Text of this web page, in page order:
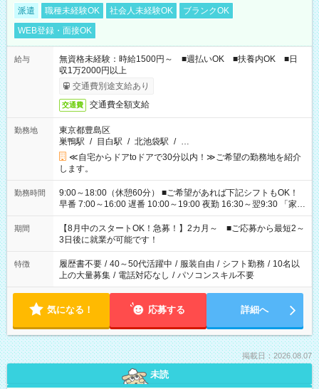
派遣 職種未経験OK 社会人未経験OK
ブランクOK
WEB登録・面接OK
給与
無資格未経験：時給1500円～ ■週払いOK ■扶養内OK ■日
収1万2000円以上
交通費別途支給あり
交通費 交通費全額支給
勤務地
東京都豊島区
巣鴨駅 / 目白駅 / 北池袋駅 / …
≪自宅からドアtoドアで30分以内！≫ご希望の勤務地を紹介
します。
勤務時間
9:00～18:00（休憩60分） ■ご希望があれば下記シフトもOK！
早番 7:00～16:00 遅番 10:00～19:00 夜勤 16:30～翌9:30 「家族
と休みを合わせたい」 「余裕を持って夕飯の準備がしたい」
「できれば残業はしたくない」 など、ご希望を教えてください
ね。 ※Wワーク希望の方へ 今ご覧のお仕事で希望する勤務時間
と、もう1つのお仕事の勤務時間。 合計で週40時間を超える場
合は応募できません。
期間
【8月中のスタートOK！急募！】2カ月～ ■ご応募から最短2～
3日後に就業が可能です！
特徴 履歴書不要 / 40～50代活躍中 / 服装自由 / シフト勤務 / 10名以
上の大量募集 / 電話対応なし / パソコンスキル不要
気になる！ 応募する 詳細へ
掲載日：2026.08.07
未読